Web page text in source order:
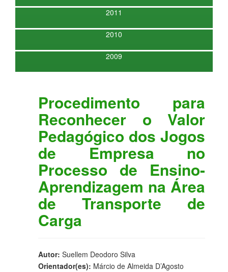
2011
2010
2009
Procedimento para
Reconhecer o Valor
Pedagógico dos Jogos
de Empresa no
Processo de Ensino-
Aprendizagem na Área
de Transporte de
Carga
Autor: Suellem Deodoro Silva
Orientador(es): Márcio de Almeida D’Agosto